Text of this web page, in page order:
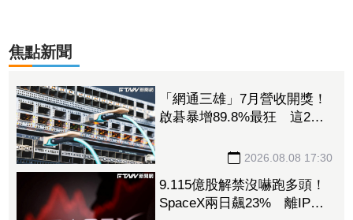
焦點新聞
「網通三雄」7月營收開獎！
啟碁暴增89.8%最狂 這2檔
2026.08.08 17:30
9.115億股解禁沒嚇跑多頭！
SpaceX兩日飆23% 離IPO